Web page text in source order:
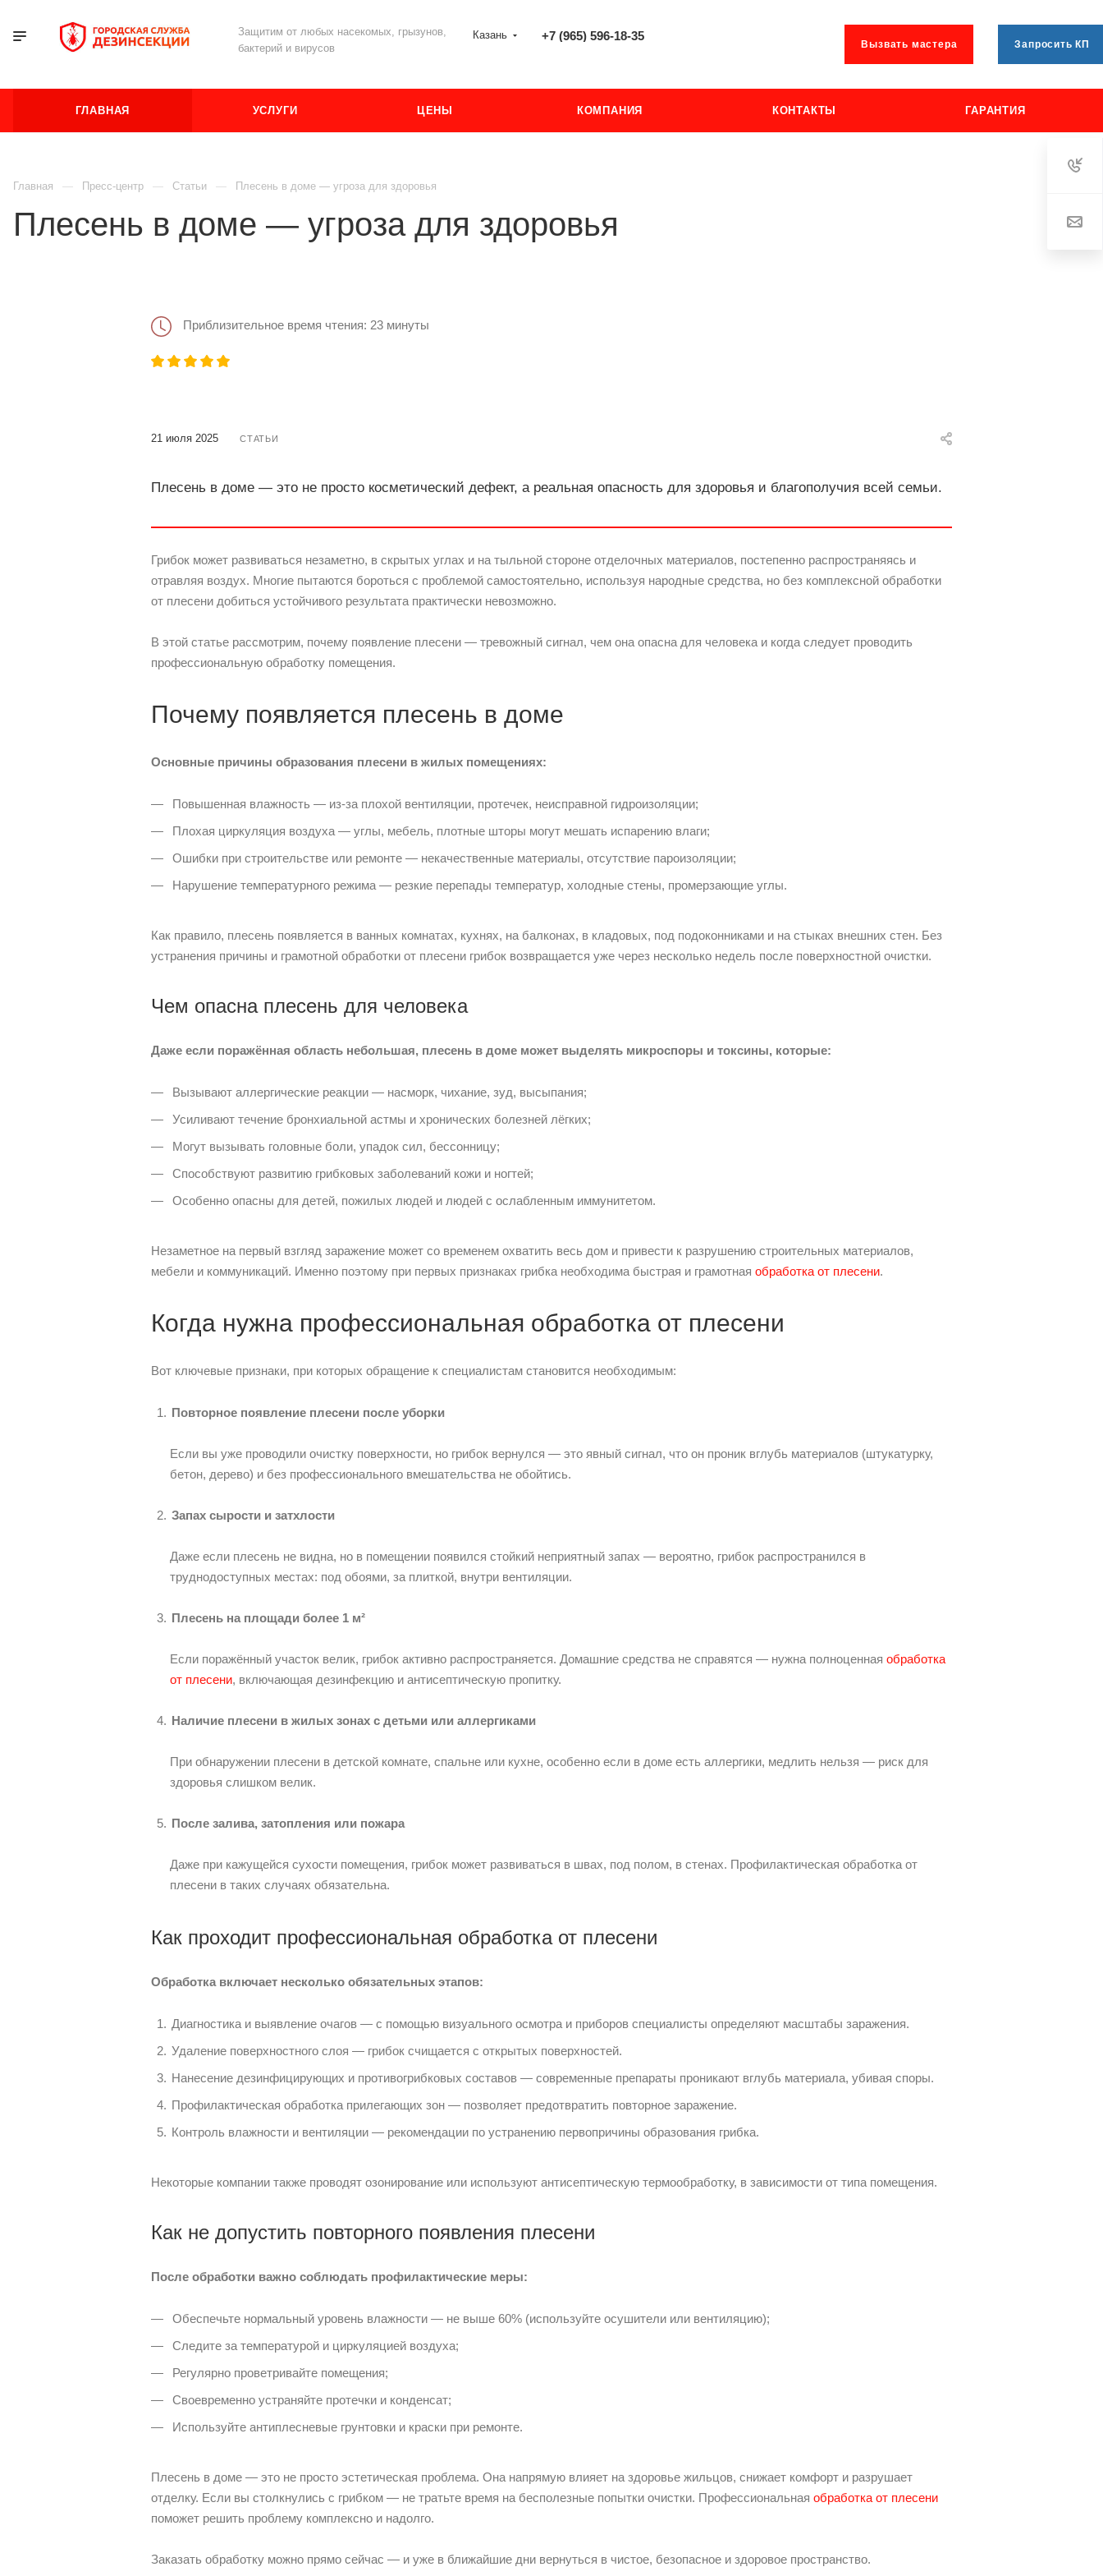
Защитим от любых насекомых, грызунов,
бактерий и вирусов
Казань +7 (965) 596-18-35
Вызвать мастера Запросить КП
ГЛАВНАЯ УСЛУГИ ЦЕНЫ КОМПАНИЯ КОНТАКТЫ ГАРАНТИЯ
Главная Пресс-центр Статьи Плесень в доме — угроза для здоровья
Плесень в доме — угроза для здоровья
Приблизительное время чтения: 23 минуты
21 июля 2025 СТАТЬИ
Плесень в доме — это не просто косметический дефект, а реальная опасность для здоровья и благополучия всей семьи.
Грибок может развиваться незаметно, в скрытых углах и на тыльной стороне отделочных материалов, постепенно распространяясь и
отравляя воздух. Многие пытаются бороться с проблемой самостоятельно, используя народные средства, но без комплексной обработки
от плесени добиться устойчивого результата практически невозможно.
В этой статье рассмотрим, почему появление плесени — тревожный сигнал, чем она опасна для человека и когда следует проводить
профессиональную обработку помещения.
Почему появляется плесень в доме
Основные причины образования плесени в жилых помещениях:
Повышенная влажность — из-за плохой вентиляции, протечек, неисправной гидроизоляции;
Плохая циркуляция воздуха — углы, мебель, плотные шторы могут мешать испарению влаги;
Ошибки при строительстве или ремонте — некачественные материалы, отсутствие пароизоляции;
Нарушение температурного режима — резкие перепады температур, холодные стены, промерзающие углы.
Как правило, плесень появляется в ванных комнатах, кухнях, на балконах, в кладовых, под подоконниками и на стыках внешних стен. Без
устранения причины и грамотной обработки от плесени грибок возвращается уже через несколько недель после поверхностной очистки.
Чем опасна плесень для человека
Даже если поражённая область небольшая, плесень в доме может выделять микроспоры и токсины, которые:
Вызывают аллергические реакции — насморк, чихание, зуд, высыпания;
Усиливают течение бронхиальной астмы и хронических болезней лёгких;
Могут вызывать головные боли, упадок сил, бессонницу;
Способствуют развитию грибковых заболеваний кожи и ногтей;
Особенно опасны для детей, пожилых людей и людей с ослабленным иммунитетом.
Незаметное на первый взгляд заражение может со временем охватить весь дом и привести к разрушению строительных материалов,
мебели и коммуникаций. Именно поэтому при первых признаках грибка необходима быстрая и грамотная обработка от плесени.
Когда нужна профессиональная обработка от плесени
Вот ключевые признаки, при которых обращение к специалистам становится необходимым:
Повторное появление плесени после уборки
Если вы уже проводили очистку поверхности, но грибок вернулся — это явный сигнал, что он проник вглубь материалов (штукатурку,
бетон, дерево) и без профессионального вмешательства не обойтись.
Запах сырости и затхлости
Даже если плесень не видна, но в помещении появился стойкий неприятный запах — вероятно, грибок распространился в
труднодоступных местах: под обоями, за плиткой, внутри вентиляции.
Плесень на площади более 1 м²
Если поражённый участок велик, грибок активно распространяется. Домашние средства не справятся — нужна полноценная обработка
от плесени, включающая дезинфекцию и антисептическую пропитку.
Наличие плесени в жилых зонах с детьми или аллергиками
При обнаружении плесени в детской комнате, спальне или кухне, особенно если в доме есть аллергики, медлить нельзя — риск для
здоровья слишком велик.
После залива, затопления или пожара
Даже при кажущейся сухости помещения, грибок может развиваться в швах, под полом, в стенах. Профилактическая обработка от
плесени в таких случаях обязательна.
Как проходит профессиональная обработка от плесени
Обработка включает несколько обязательных этапов:
Диагностика и выявление очагов — с помощью визуального осмотра и приборов специалисты определяют масштабы заражения.
Удаление поверхностного слоя — грибок счищается с открытых поверхностей.
Нанесение дезинфицирующих и противогрибковых составов — современные препараты проникают вглубь материала, убивая споры.
Профилактическая обработка прилегающих зон — позволяет предотвратить повторное заражение.
Контроль влажности и вентиляции — рекомендации по устранению первопричины образования грибка.
Некоторые компании также проводят озонирование или используют антисептическую термообработку, в зависимости от типа помещения.
Как не допустить повторного появления плесени
После обработки важно соблюдать профилактические меры:
Обеспечьте нормальный уровень влажности — не выше 60% (используйте осушители или вентиляцию);
Следите за температурой и циркуляцией воздуха;
Регулярно проветривайте помещения;
Своевременно устраняйте протечки и конденсат;
Используйте антиплесневые грунтовки и краски при ремонте.
Плесень в доме — это не просто эстетическая проблема. Она напрямую влияет на здоровье жильцов, снижает комфорт и разрушает
отделку. Если вы столкнулись с грибком — не тратьте время на бесполезные попытки очистки. Профессиональная обработка от плесени
поможет решить проблему комплексно и надолго.
Заказать обработку можно прямо сейчас — и уже в ближайшие дни вернуться в чистое, безопасное и здоровое пространство.